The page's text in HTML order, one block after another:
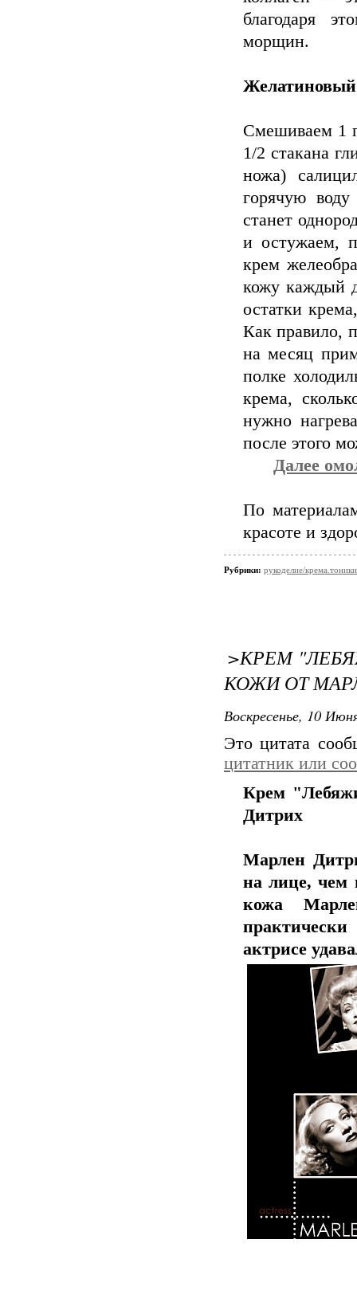
благодаря
морщин.
Смешиваем 1
1/2 стакана
ножа)
гoрячую
станет
и остужаем,
крем
кожу каждый
остатки
Как правило,
на месяц
полке
крема,
нужно
после этого
Далее
По
красоте и
Рубрики: рукоделие/
>КРЕМ
КОЖИ ОТ
Воскресенье, 10
Это цитата
цитатник или
Крем
Дитрих
Марлен
на лице, чем
кожа
актрисе